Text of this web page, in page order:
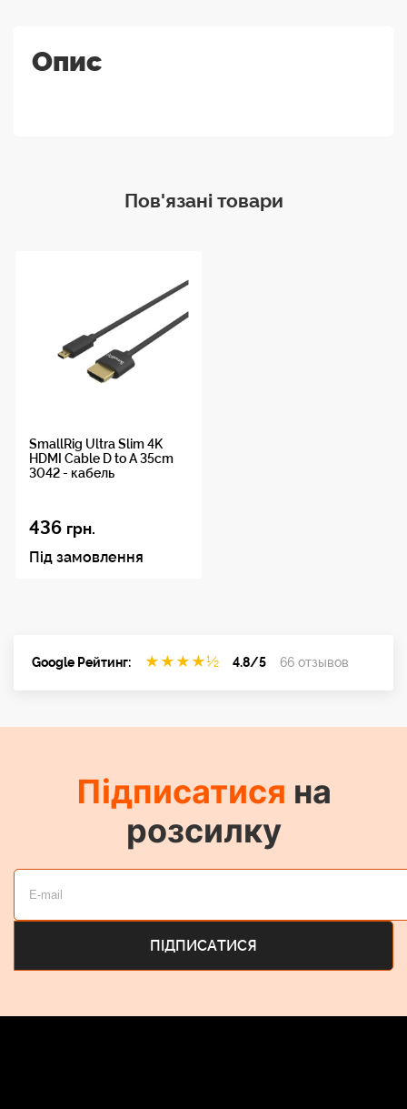
Опис
Пов'язані товари
SmallRig Ultra Slim 4K
HDMI Cable D to A 35cm
3042 - кабель
436 грн.
Під замовлення
Google Рейтинг: ★ ★ ★ ★½ 4.8/5 66 отзывов
Підписатися на
розсилку